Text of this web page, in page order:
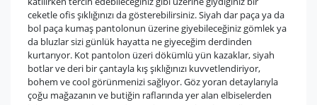
ceketle ofis şıklığınızı da gösterebilirsiniz. Siyah dar paça ya da
bol paça kumaş pantolonun üzerine giyebileceğiniz gömlek ya
da bluzlar sizi günlük hayatta ne giyeceğim derdinden
kurtarıyor. Kot pantolon üzeri dökümlü yün kazaklar, siyah
botlar ve deri bir çantayla kış şıklığınızı kuvvetlendiriyor,
bohem ve cool görünmenizi sağlıyor. Göz yoran detaylarıyla
çoğu mağazanın ve butiğin raflarında yer alan elbiselerden